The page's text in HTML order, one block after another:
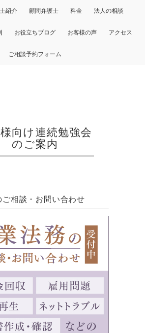
紹介 顧問弁護士 料金 法人の相談
お役立ちブログ お客様の声 アクセス
ご相談予約フォーム
向け連続勉強会
のご案内
ご相談・お問い合わせ